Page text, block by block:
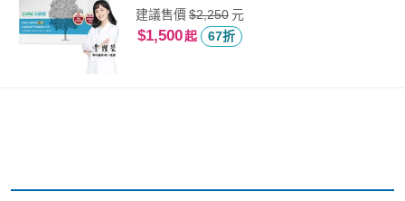
建議售價$2,250元
$1,500起 67折